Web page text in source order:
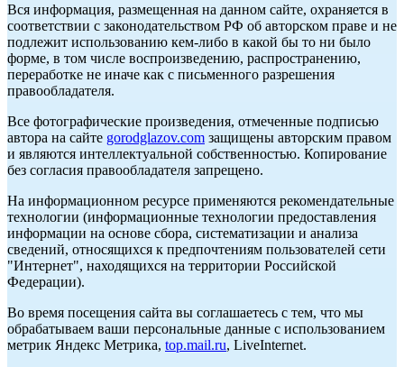
Вся информация, размещенная на данном сайте, охраняется в
соответствии с законодательством РФ об авторском праве и не
подлежит использованию кем-либо в какой бы то ни было
форме, в том числе воспроизведению, распространению,
переработке не иначе как с письменного разрешения
правообладателя.
Все фотографические произведения, отмеченные подписью
автора на сайте gorodglazov.com защищены авторским правом
и являются интеллектуальной собственностью. Копирование
без согласия правообладателя запрещено.
На информационном ресурсе применяются рекомендательные
технологии (информационные технологии предоставления
информации на основе сбора, систематизации и анализа
сведений, относящихся к предпочтениям пользователей сети
"Интернет", находящихся на территории Российской
Федерации).
Во время посещения сайта вы соглашаетесь с тем, что мы
обрабатываем ваши персональные данные с использованием
метрик Яндекс Метрика, top.mail.ru, LiveInternet.